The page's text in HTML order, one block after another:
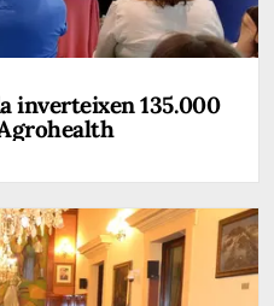
inverteixen 135.000